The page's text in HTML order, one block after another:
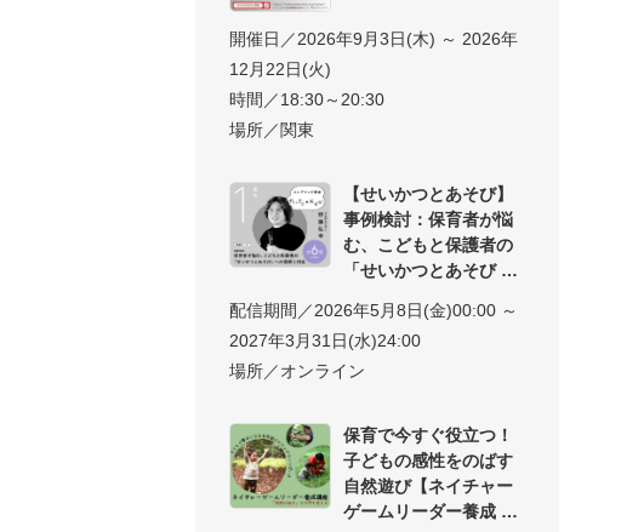
開催日／2026年9月3日(木) ～ 2026年
12月22日(火)
時間／18:30～20:30
場所／関東
【せいかつとあそび】
事例検討：保育者が悩
む、こどもと保護者の
「せいかつとあそび
配信期間／2026年5月8日(金)00:00 ～
2027年3月31日(水)24:00
場所／オンライン
保育で今すぐ役立つ！
子どもの感性をのばす
自然遊び【ネイチャー
ゲームリーダー養成